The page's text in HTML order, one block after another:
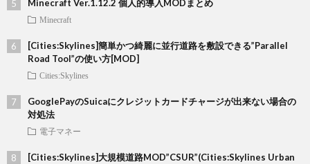
Minecraft Ver.1.12.2 個人的導入MODまとめ
Minecraft
[Cities:Skylines]簡単かつ綺麗に並行道路を敷設できる”Parallel
Road Tool”の使い方[MOD]
Cities:Skylines
GooglePayのSuicaにクレジットカードチャージが出来ない場合の
対処法
電子マネー
[Cities:Skylines]大規模道路MOD”CSUR”(Cities:Skylines Urban